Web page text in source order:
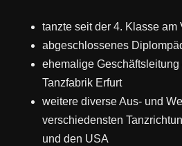
tanzte seit der 4. Klasse am
abgeschlossenes
ehemalige
Tanzfabrik Erfurt
weitere diverse Aus- und
verschiedensten
und den USA